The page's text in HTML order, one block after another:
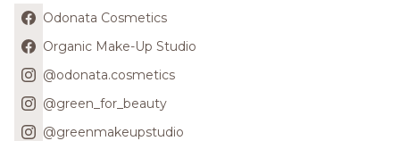
Odonata Cosmetics
Organic Make-Up Studio
@odonata.cosmetics
@green_for_beauty
@greenmakeupstudio